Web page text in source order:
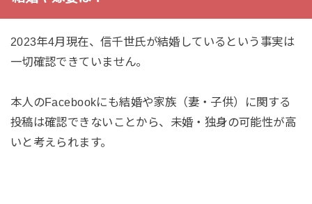
2023年4月現在、信千世氏が結婚しているという事実は
一切確認できていません。
本人のFacebookにも結婚や家族（妻・子供）に関する
投稿は確認できないことから、未婚・独身の可能性が高
いと考えられます。